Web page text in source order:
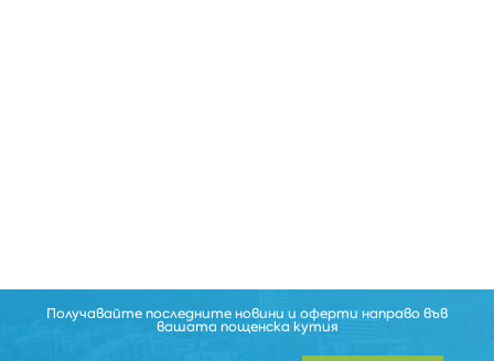
Получавайте последните новини и оферти направо във
вашата пощенска кутия